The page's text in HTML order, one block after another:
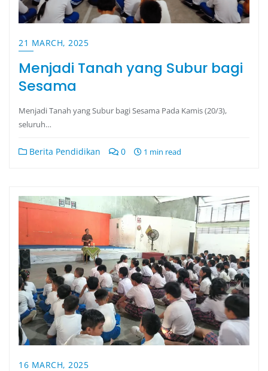
21 MARCH, 2025
Menjadi Tanah yang Subur bagi
Sesama
Menjadi Tanah yang Subur bagi Sesama Pada Kamis (20/3),
seluruh…
Berita Pendidikan 0 1 min read
16 MARCH, 2025